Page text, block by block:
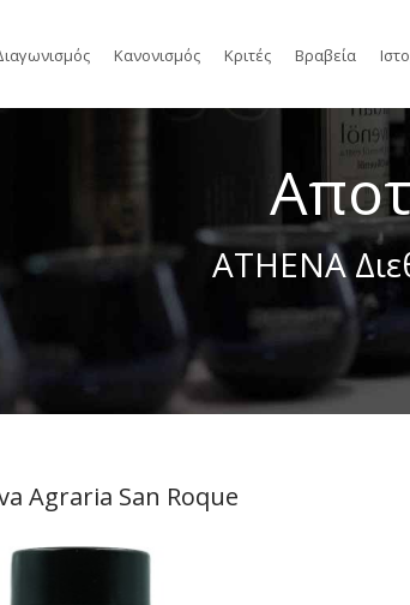
Κανονισμός Κριτές Βραβεία
ATHENA
Agraria San Roque